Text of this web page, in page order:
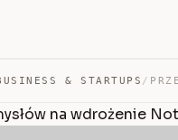
& STARTUPS /
na wdrożenie